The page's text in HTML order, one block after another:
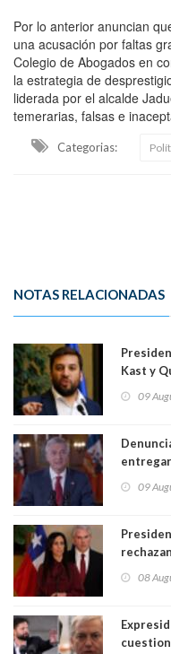
Por lo anterior anuncian
una acusación por faltas
Colegio de Abogados en
la estrategia de
liderada por el alcalde
temerarias, falsas e
Categorias:
NOTAS RELACIONADAS
Kast y
a favor
09
09
08